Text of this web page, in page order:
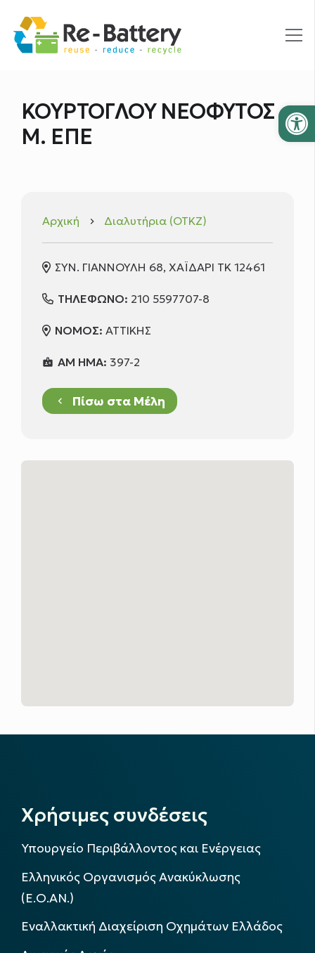
ΚΟΥΡΤΟΓΛΟΥ ΝΕΟΦΥΤΟΣ
Μ. ΕΠΕ
Αρχική keyboard_arrow_right Διαλυτήρια (ΟΤΚΖ)
ΣΥΝ. ΓΙΑΝΝΟΥΛΗ 68, ΧΑΪΔΑΡΙ ΤΚ 12461
ΤΗΛΕΦΩΝΟ: 210 5597707-8
ΝΟΜΟΣ:ΑΤΤΙΚΗΣ
badge ΑΜ ΗΜΑ: 397-2
keyboard_arrow_left Πίσω στα Μέλη
Χρήσιμες συνδέσεις
Υπουργείο Περιβάλλοντος και Ενέργειας
Ελληνικός Οργανισμός Ανακύκλωσης
(Ε.Ο.ΑΝ.)
Εναλλακτική Διαχείριση Οχημάτων Ελλάδος